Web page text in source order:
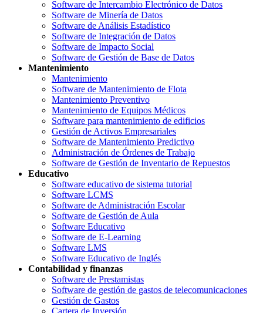
Software de Intercambio Electrónico de Datos
Software de Minería de Datos
Software de Análisis Estadístico
Software de Integración de Datos
Software de Impacto Social
Software de Gestión de Base de Datos
Mantenimiento
Mantenimiento
Software de Mantenimiento de Flota
Mantenimiento Preventivo
Mantenimiento de Equipos Médicos
Software para mantenimiento de edificios
Gestión de Activos Empresariales
Software de Mantenimiento Predictivo
Administración de Órdenes de Trabajo
Software de Gestión de Inventario de Repuestos
Educativo
Software educativo de sistema tutorial
Software LCMS
Software de Administración Escolar
Software de Gestión de Aula
Software Educativo
Software de E-Learning
Software LMS
Software Educativo de Inglés
Contabilidad y finanzas
Software de Prestamistas
Software de gestión de gastos de telecomunicaciones
Gestión de Gastos
Cartera de Inversión